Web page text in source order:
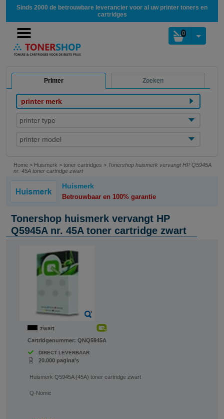
Sinds 2000 de betrouwbare leverancier voor al uw printer toners en
cartridges
0
Printer Zoeken
printer merk
printer type
printer model
Home > Huismerk > toner cartridges > Tonershop huismerk vervangt HP Q5945A
nr. 45A toner cartridge zwart
Huismerk
Betrouwbaar en 100% garantie
Tonershop huismerk vervangt HP
Q5945A nr. 45A toner cartridge zwart
zwart
Cartridgenummer: QNQ5945A
DIRECT LEVERBAAR
20.000 pagina's
Huismerk Q5945A (45A) toner cartridge zwart
Q-Nomic